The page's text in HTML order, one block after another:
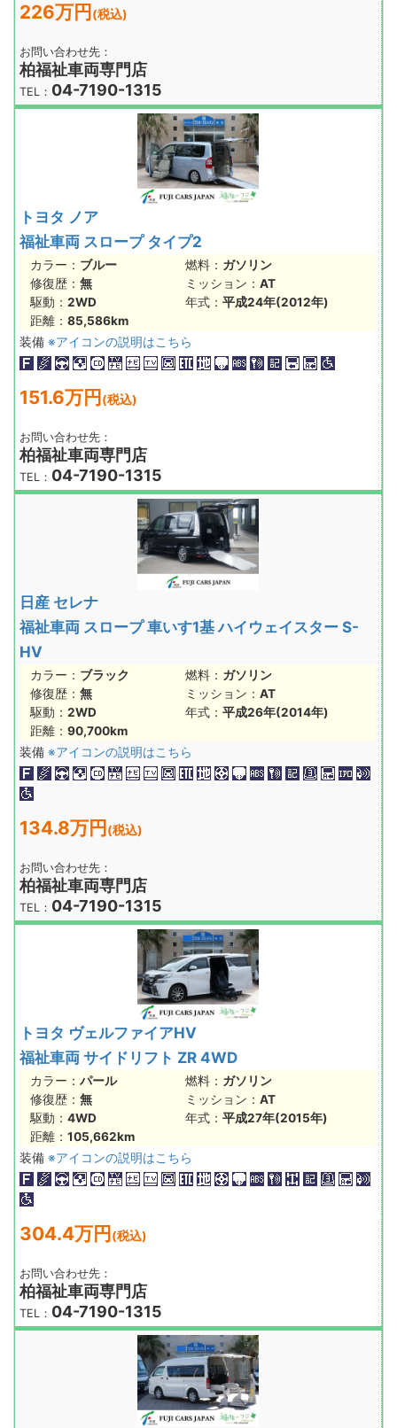
226万円 (税込)
お問い合わせ先：
柏福祉車両専門店
TEL： 04-7190-1315
トヨタ ノア
福祉車両 スロープ タイプ2
カラー： ブルー 燃料： ガソリン
修復歴： 無 ミッション： AT
駆動： 2WD 年式： 平成24年(2012年)
距離： 85,586km
装備 ※アイコンの説明はこちら
151.6万円 (税込)
お問い合わせ先：
柏福祉車両専門店
TEL： 04-7190-1315
日産 セレナ
福祉車両 スロープ 車いす1基 ハイウェイスター S-
HV
カラー： ブラック 燃料： ガソリン
修復歴： 無 ミッション： AT
駆動： 2WD 年式： 平成26年(2014年)
距離： 90,700km
装備 ※アイコンの説明はこちら
134.8万円 (税込)
お問い合わせ先：
柏福祉車両専門店
TEL： 04-7190-1315
トヨタ ヴェルファイアHV
福祉車両 サイドリフト ZR 4WD
カラー： パール 燃料： ガソリン
修復歴： 無 ミッション： AT
駆動： 4WD 年式： 平成27年(2015年)
距離： 105,662km
装備 ※アイコンの説明はこちら
304.4万円 (税込)
お問い合わせ先：
柏福祉車両専門店
TEL： 04-7190-1315